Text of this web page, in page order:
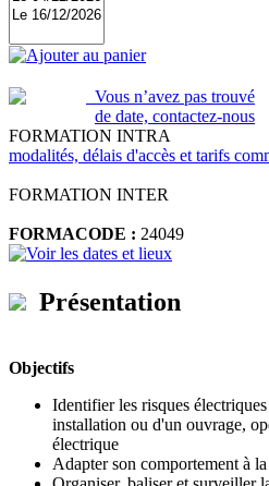
Ajouter au panier
Vous n’avez pas trouvé
de date, contactez-nous
FORMATION INTRA
modalités, délais d'accès et tarifs
FORMATION INTER
FORMACODE : 24049
Voir les dates et lieux
Présentation
Objectifs
Identifier les risques
installation ou d'un ouvrage,
électrique
Adapter son comportement à